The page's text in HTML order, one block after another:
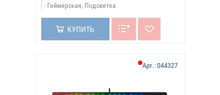
Геймерская, Подсветка
КУПИТЬ
Арт.:044327